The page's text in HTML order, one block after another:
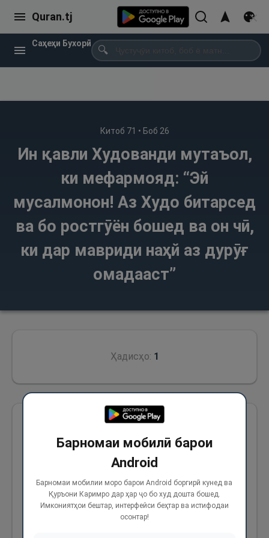
Quran.tj
Саҳеҳи Бухорӣ
🔍
Китоб 71 • Боб 26
Ин қавли Худованди мутаъол,
ки мефармояд: “Эй
мусалмонон! Аз Худо битарсед
ва бо ростгӯён бошед ва он чӣ,
ки дар мавриди наҳй аз дурӯғ
омадааст”
Ҳадисҳо: 1
Аз Абдуллоҳ (р) аз Паёмбари Худо (с)
ривоят аст, ки фармуданд: “Ростӣ (инсонро)
ба сӯи некӯӣ раҳбарӣ мекунад ва некӯӣ ба
сӯи биҳишт ва шахсе то ҷое ба ростгӯӣ
идома медиҳад, ки дар назди Худованд аз
ҷумлаи сиддиқин маҳсуб мегардад ва дурӯғ
Барномаи мобилӣ барои
Android
Барномаи мобилии моро барои Android боргирӣ кунед ва
Қуръони Каримро дар ҳар ҷо бо худ дошта бошед.
Имкониятҳои бештар, интерфейси беҳтар ва истифодаи
осонтар!